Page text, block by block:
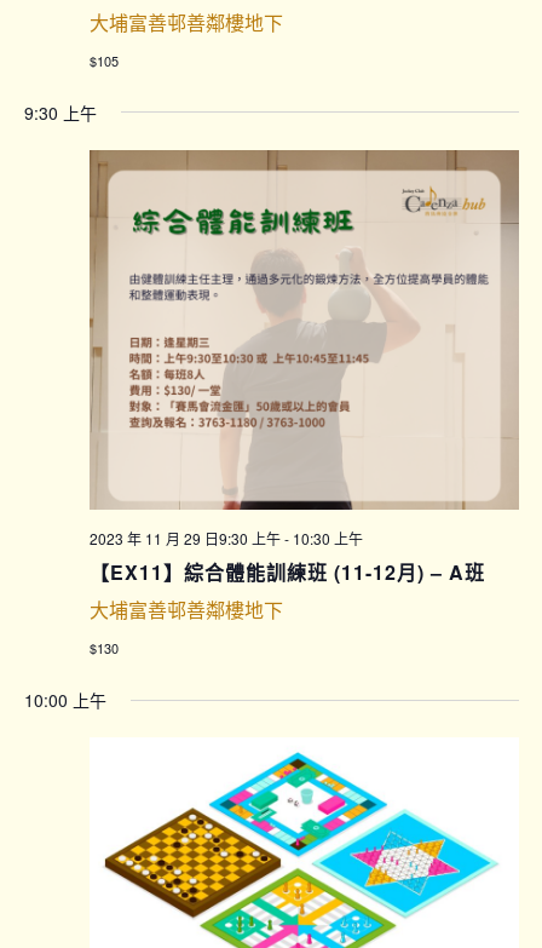
大埔富善邨善鄰樓地下
$105
9:30 上午
2023 年 11 月 29 日9:30 上午- 10:30 上午
【EX11】綜合體能訓練班 (11-12月) – A班
大埔富善邨善鄰樓地下
$130
10:00 上午